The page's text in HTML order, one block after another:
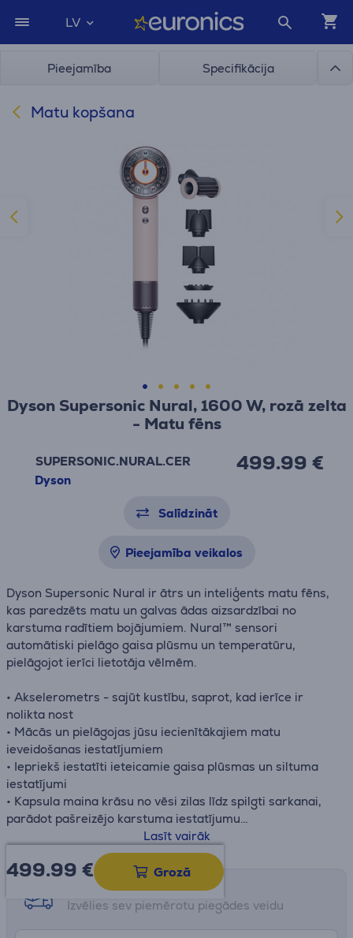
LV
Pieejamība Specifikācija
Matu kopšana
Dyson Supersonic Nural, 1600 W, rozā zelta
- Matu fēns
SUPERSONIC.NURAL.CER
Dyson
499.99 €
Salīdzināt
Pieejamība veikalos
Dyson Supersonic Nural ir ātrs un inteliģents matu fēns,
kas paredzēts matu un galvas ādas aizsardzībai no
karstuma radītiem bojājumiem. Nural™ sensori
automātiski pielāgo gaisa plūsmu un temperatūru,
pielāgojot ierīci lietotāja vēlmēm.
• Akselerometrs - sajūt kustību, saprot, kad ierīce ir
nolikta nost
• Mācās un pielāgojas jūsu iecienītākajiem matu
ieveidošanas iestatījumiem
• Iepriekš iestatīti ieteicamie gaisa plūsmas un siltuma
iestatījumi
• Kapsula maina krāsu no vēsi zilas līdz spilgti sarkanai,
parādot pašreizējo karstuma iestatījumu
• 3 gaisa plūsmas un 4 precīzi siltuma līmeņi
Lasīt vairāk
499.99 € Grozā
Saņemšanas iespējas
Izvēlies sev piemērotu piegādes veidu